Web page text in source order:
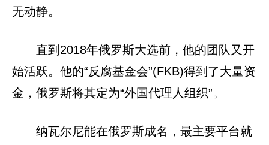
无动静。
直到2018年俄罗斯大选前，他的团队又开
始活跃。他的“反腐基金会”(FKB)得到了大量资
金，俄罗斯将其定为“外国代理人组织”。
纳瓦尔尼能在俄罗斯成名，最主要平台就